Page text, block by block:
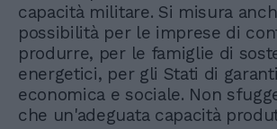
capacità militare. Si misura
possibilità per le imprese di
produrre, per le famiglie di
energetici, per gli Stati di
economica e sociale. Non
che un'adeguata capacità